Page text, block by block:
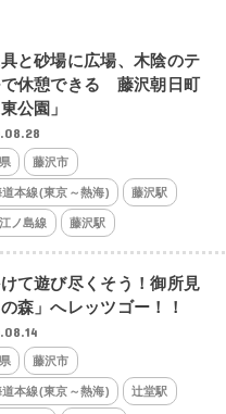
と砂場に広場、木陰のテ
で休憩できる 藤沢朝日町
公園」
藤沢市
本線(東京～熱海) 藤沢駅
ノ島線 藤沢駅
て遊び尽くそう！御所見
の森」へレッツゴー！！
藤沢市
本線(東京～熱海) 辻堂駅